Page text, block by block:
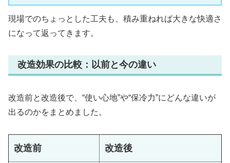
現場でのちょっとした工夫も、積み重ねれば大きな快適さ
になって返ってきます。
改造効果の比較：以前と今の違い
改造前と改造後で、“使い心地”や“保冷力”にどんな違いが
出るのかをまとめました。
改造前 改造後